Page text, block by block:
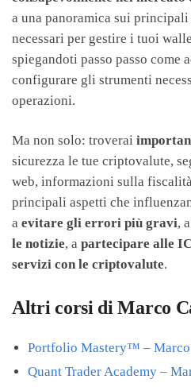
a una panoramica sui
necessari per gestire i tuoi
spiegandoti passo passo come
configurare gli strumenti
operazioni.
Ma non solo: troverai
sicurezza le tue criptovalute,
web, informazioni sulla
principali aspetti che
a evitare gli errori più gravi, a
le notizie, a partecipare alle
servizi con le criptovalute.
Altri corsi di Marco
Portfolio Mastery™ – Marco
Quant Trader Academy –